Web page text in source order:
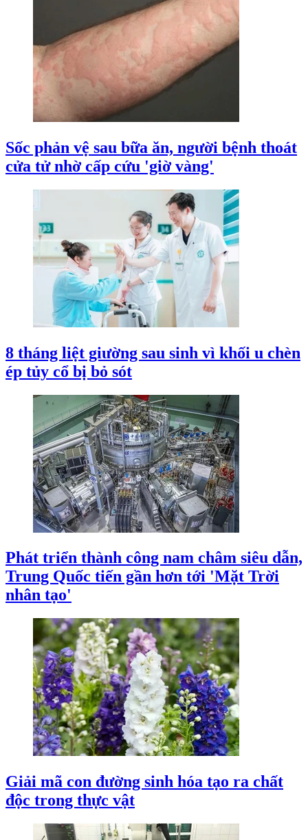
Sốc phản vệ sau bữa ăn, người bệnh thoát
cửa tử nhờ cấp cứu 'giờ vàng'
8 tháng liệt giường sau sinh vì khối u chèn
ép tủy cổ bị bỏ sót
Phát triển thành công nam châm siêu dẫn,
Trung Quốc tiến gần hơn tới 'Mặt Trời
nhân tạo'
Giải mã con đường sinh hóa tạo ra chất
độc trong thực vật